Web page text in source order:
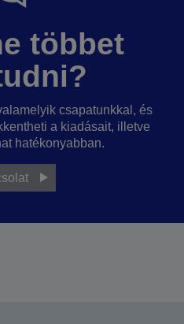
többet
csapatunkkal, és
a kiadásait, illetve
hatékonyabban.